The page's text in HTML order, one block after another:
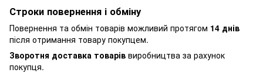
Строки повернення і обміну
Повернення та обмін товарів можливий протягом 14 днів
після отримання товару покупцем.
Зворотня доставка товарів виробництва за рахунок
покупця.